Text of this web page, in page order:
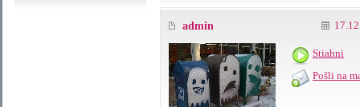
admin
Stiahni
Pošli na